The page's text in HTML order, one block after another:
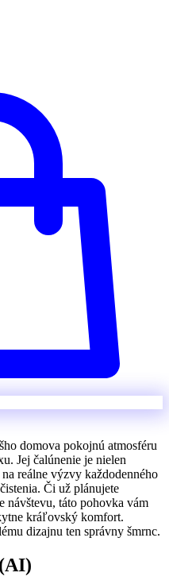
domova pokojnú atmosféru
Jej čalúnenie je nielen
reálne výzvy každodenného
Či už plánujete
návštevu, táto pohovka vám
kráľovský komfort.
dizajnu ten správny šmrnc.